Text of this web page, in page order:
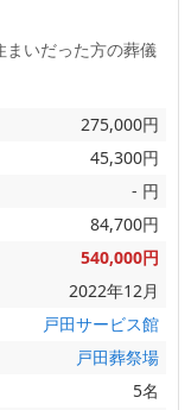
まいだった方の葬儀
275,000円
45,300円
- 円
84,700円
540,000円
2022年12月
戸田サービス館
戸田葬祭場
5名